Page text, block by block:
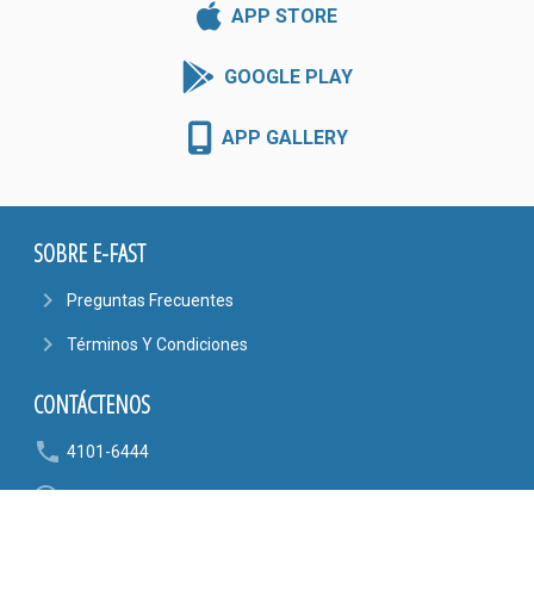
APP STORE
GOOGLE PLAY
APP GALLERY
SOBRE E-FAST
navigate_next Preguntas Frecuentes
navigate_next Términos Y Condiciones
CONTÁCTENOS
phone 4101-6444